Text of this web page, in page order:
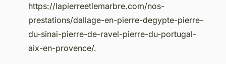
https://lapierreetlemarbre.com/nos-
prestations/dallage-en-pierre-degypte-pierre-
du-sinai-pierre-de-ravel-pierre-du-portugal-
aix-en-provence/.